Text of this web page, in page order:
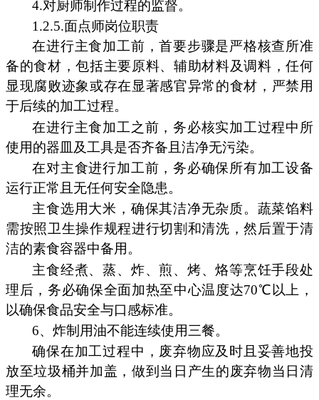
4.对厨师制作过程的监督。
1.2.5.面点师岗位职责
在进行主食加工前，首要步骤是严格核查所准
备的食材，包括主要原料、辅助材料及调料，任何
显现腐败迹象或存在显著感官异常的食材，严禁用
于后续的加工过程。
在进行主食加工之前，务必核实加工过程中所
使用的器皿及工具是否齐备且洁净无污染。
在对主食进行加工前，务必确保所有加工设备
运行正常且无任何安全隐患。
主食选用大米，确保其洁净无杂质。蔬菜馅料
需按照卫生操作规程进行切割和清洗，然后置于清
洁的素食容器中备用。
主食经煮、蒸、炸、煎、烤、烙等烹饪手段处
理后，务必确保全面加热至中心温度达70℃以上，
以确保食品安全与口感标准。
6、炸制用油不能连续使用三餐。
确保在加工过程中，废弃物应及时且妥善地投
放至垃圾桶并加盖，做到当日产生的废弃物当日清
理无余。